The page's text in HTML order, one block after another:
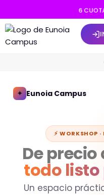
6CUOT
✦ Eunoia Campus
⚡ WORKSHOP
De
todo
Un espacio